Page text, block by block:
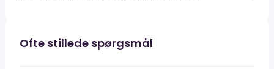
Ofte stillede spørgsmål